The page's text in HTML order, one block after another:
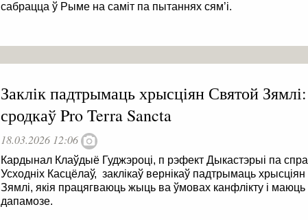
сабрацца ў Рыме на саміт па пытаннях сям’і.
Заклік падтрымаць хрысціян Святой
сродкаў Pro Terra Sancta
18.03.2026 12:06
Кардынал Клаўдыё Гуджэроці, п рэфект Дыкастэрыі па
Усходніх Касцёлаў, заклікаў вернікаў падтрымаць
Зямлі, якія працягваюць жыць ва ўмовах канфлікту і маюць
дапамозе.